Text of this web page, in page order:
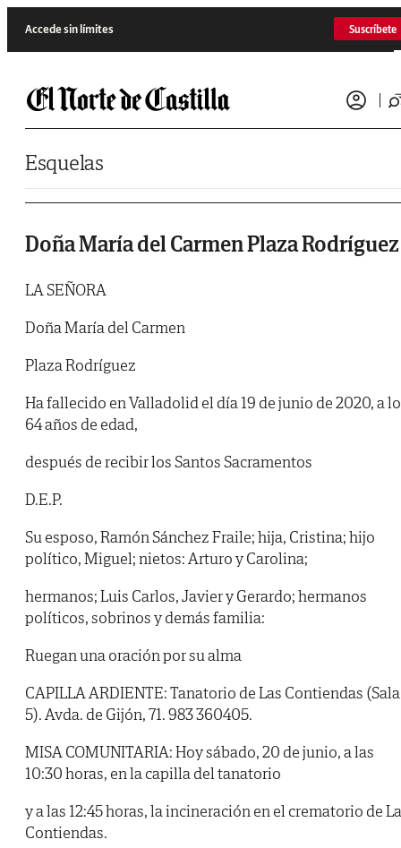
Accede sin límites Suscríbete
Esquelas
Doña María del Carmen Plaza Rodríguez
LA SEÑORA
Doña María del Carmen
Plaza Rodríguez
Ha fallecido en Valladolid el día 19 de junio de 2020, a
64 años de edad,
después de recibir los Santos Sacramentos
D.E.P.
Su esposo, Ramón Sánchez Fraile; hija, Cristina; hijo
político, Miguel; nietos: Arturo y Carolina;
hermanos; Luis Carlos, Javier y Gerardo; hermanos
políticos, sobrinos y demás familia:
Ruegan una oración por su alma
CAPILLA ARDIENTE: Tanatorio de Las Contiendas (Sala
5). Avda. de Gijón, 71. 983 360405.
MISA COMUNITARIA: Hoy sábado, 20 de junio, a las
10:30 horas, en la capilla del tanatorio
y a las 12:45 horas, la incineración en el crematorio de
Contiendas.